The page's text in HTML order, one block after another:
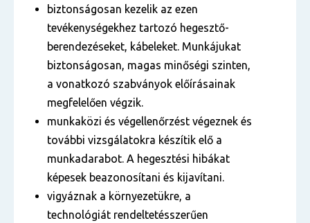
biztonságosan kezelik az ezen
tevékenységekhez tartozó hegesztő-
berendezéseket, kábeleket. Munkájukat
biztonságosan, magas minőségi szinten,
a vonatkozó szabványok előírásainak
megfelelően végzik.
munkaközi és végellenőrzést végeznek és
további vizsgálatokra készítik elő a
munkadarabot. A hegesztési hibákat
képesek beazonosítani és kijavítani.
vigyáznak a környezetükre, a
technológiát rendeltetésszerűen